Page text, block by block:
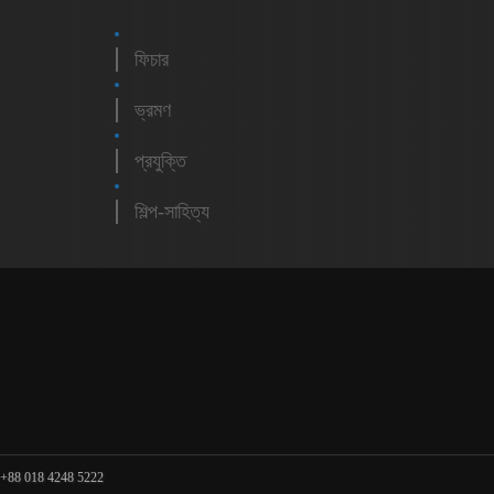
ফিচার
ভ্রমণ
প্রযুক্তি
শিল্প-সাহিত্য
018 4248 5222